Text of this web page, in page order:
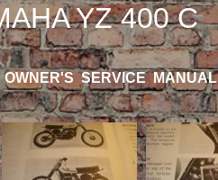
YZ 400 C
SERVICE MANUAL